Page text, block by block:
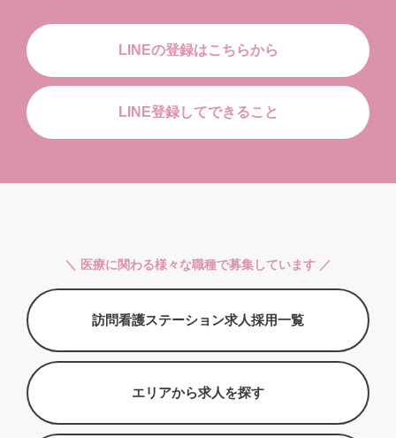
LINEの登録はこちらから
LINE登録してできること
＼ 医療に関わる様々な職種で募集しています ／
訪問看護ステーション求人採用一覧
エリアから求人を探す